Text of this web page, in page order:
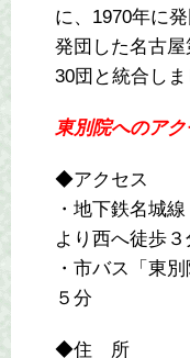
に、1970年に
発団した名古
30団と統合しま
東別院へのアク
◆アクセス
・地下鉄名城
より西へ徒歩３
・市バス「東
５分
◆住 所